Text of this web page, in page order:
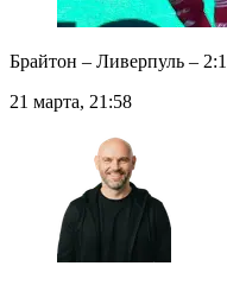
Брайтон – Ливерпуль – 2:1
21 марта, 21:58